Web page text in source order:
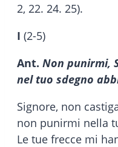
2, 22. 24. 25).
I (2-5)
Ant. Non punirmi,
nel tuo sdegno
Signore, non
non punirmi nella
Le tue frecce mi